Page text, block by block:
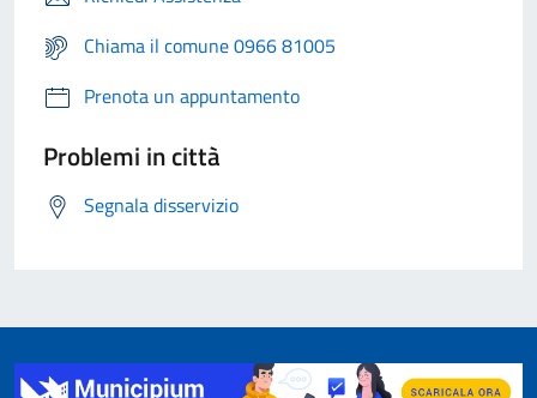
Chiama il comune 0966 81005
Prenota un appuntamento
Problemi in città
Segnala disservizio